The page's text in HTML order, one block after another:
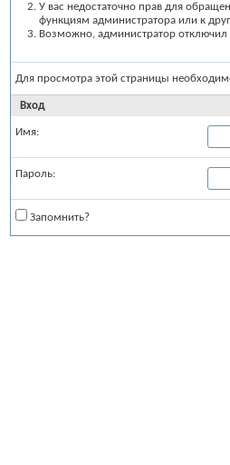
У вас недостаточно прав для
функциям администратора или к
Возможно, администратор отключил
Для просмотра этой страницы
Вход
Имя:
Пароль:
Запомнить?